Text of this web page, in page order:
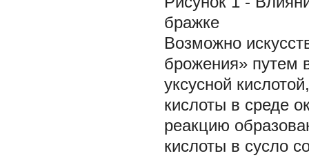
бражке
Возможно
брожения» путем
уксусной
кислоты в среде
реакцию
кислоты в сусло